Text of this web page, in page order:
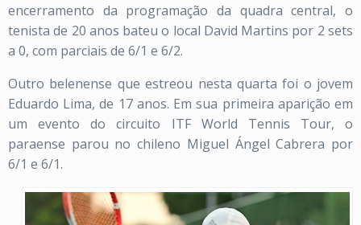
encerramento da programação da quadra central, o
tenista de 20 anos bateu o local David Martins por 2 sets
a 0, com parciais de 6/1 e 6/2.
Outro belenense que estreou nesta quarta foi o jovem
Eduardo Lima, de 17 anos. Em sua primeira aparição em
um evento do circuito ITF World Tennis Tour, o
paraense parou no chileno Miguel Ángel Cabrera por
6/1 e 6/1.